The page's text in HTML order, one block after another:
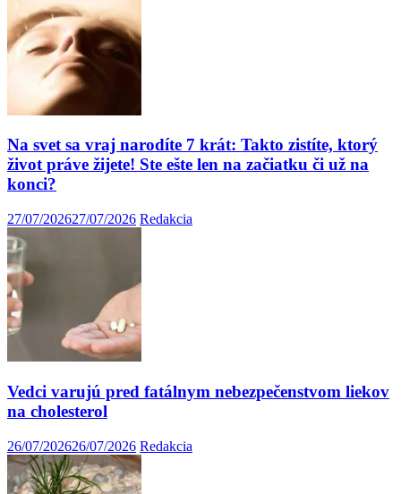
Na svet sa vraj narodíte 7 krát: Takto zistíte, ktorý
život práve žijete! Ste ešte len na začiatku či už na
konci?
27/07/202627/07/2026 Redakcia
Vedci varujú pred fatálnym nebezpečenstvom liekov
na cholesterol
26/07/202626/07/2026 Redakcia